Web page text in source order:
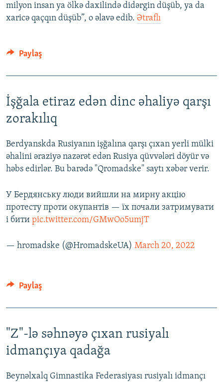
milyon insan ya ölkə daxilində didərgin düşüb, ya da
xaricə qaçqın düşüb”, o əlavə edib. Ətraflı
Paylaş
İşğala etiraz edən dinc əhaliyə qarşı
zorakılıq
Berdyanskda Rusiyanın işğalına qarşı çıxan yerli mülki
əhalini əraziyə nazərət edən Rusiya qüvvələri döyür və
həbs edirlər. Bu barədə "Qromadske" saytı xəbər verir.
У Бердянську люди вийшли на мирну акцію
протесту проти окупантів — їх почали затримувати
і бити pic.twitter.com/GMwOo5umjT
— hromadske (@HromadskeUA) March 20, 2022
Paylaş
"Z"-lə səhnəyə çıxan rusiyalı
idmançıya qadağa
Beynəlxalq Gimnastika Federasiyası rusiyalı idmançı